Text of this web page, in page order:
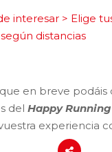
interesar > Elige
distancias
que en breve
del Happy Running
experiencia